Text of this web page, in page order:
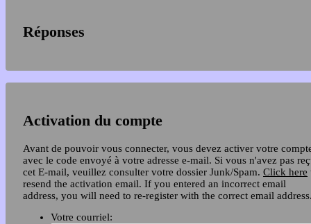
Réponses
Activation du compte
Avant de pouvoir vous connecter, vous devez activer votre
avec le code envoyé à votre adresse e-mail. Si vous n'avez pas
cet E-mail, veuillez consulter votre dossier Junk/Spam. Click here
resend the activation email. If you entered an incorrect email
address, you will need to re-register with the correct email
Votre courriel: